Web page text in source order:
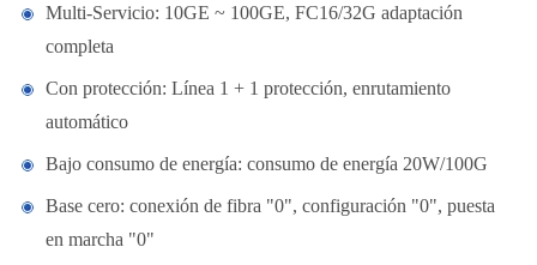
Multi-Servicio: 10GE ~ 100GE, FC16/32G adaptación
completa
Con protección: Línea 1 + 1 protección, enrutamiento
automático
Bajo consumo de energía: consumo de energía 20W/100G
Base cero: conexión de fibra "0", configuración "0", puesta
en marcha "0"